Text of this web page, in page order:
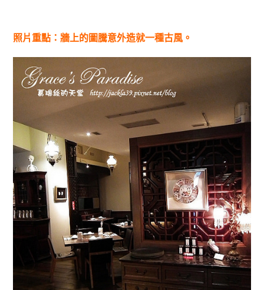
照片重點：牆上的圖騰意外造就一種古風。